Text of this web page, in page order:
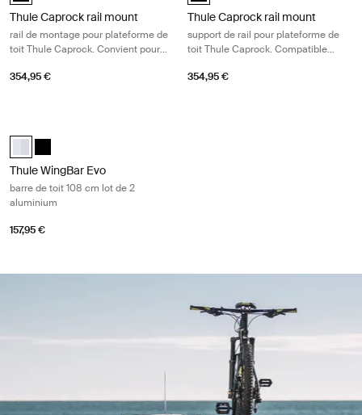
Thule Caprock rail mount
rail de montage pour plateforme de
toit Thule Caprock. Convient pour
354,95 €
Thule Caprock rail mount
support de rail pour plateforme de
toit Thule Caprock. Compatible
354,95 €
Thule Wingbar Evo 108 Aluminium (selected)
Thule Wingbar Evo 108 Noir
Thule WingBar Evo
barre de toit 108 cm lot de 2
aluminium
157,95 €